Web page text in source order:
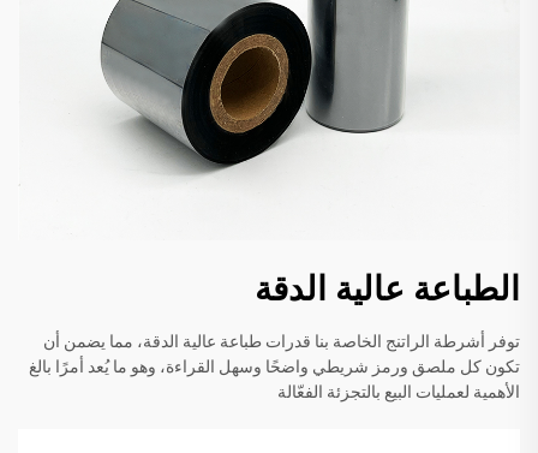
الطباعة عالية الدقة
توفر أشرطة الراتنج الخاصة بنا قدرات طباعة عالية الدقة، مما يضمن أن
تكون كل ملصق ورمز شريطي واضحًا وسهل القراءة، وهو ما يُعد أمرًا بالغ
الأهمية لعمليات البيع بالتجزئة الفعّالة